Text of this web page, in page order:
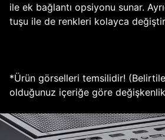
ile ek bağlantı opsiyonu sunar.
tuşu ile de renkleri kolayca
*Ürün görselleri temsilidir!
olduğunuz içeriğe göre